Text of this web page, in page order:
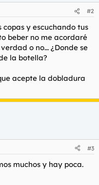
#2
y escuchando tus
beber no me acordaré
o no... ¿Donde se
la botella?
acepte la dobladura
#3
muchos y hay poca.